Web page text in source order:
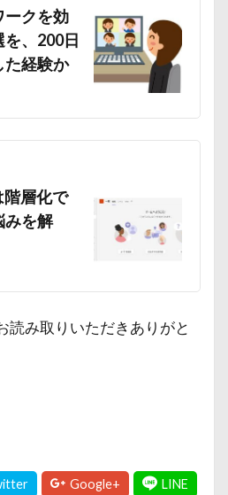
ークを効
、200日
た経験か
階層化で
みを解
読み取りいただきありがと